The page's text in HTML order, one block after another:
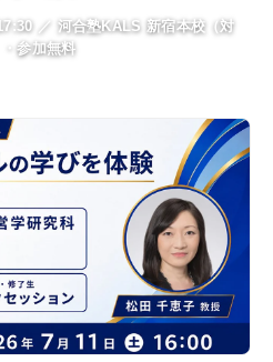
ント
／ 河合塾KALS 新宿本校（対
参加無料